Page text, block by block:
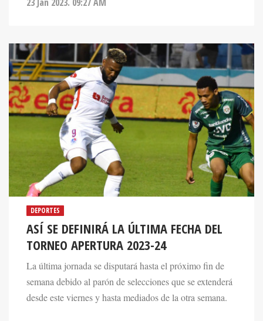
DEPORTES
ASÍ SE DEFINIRÁ LA ÚLTIMA FECHA DEL
TORNEO APERTURA 2023-24
La última jornada se disputará hasta el próximo fin de
semana debido al parón de selecciones que se extenderá
desde este viernes y hasta mediados de la otra semana.